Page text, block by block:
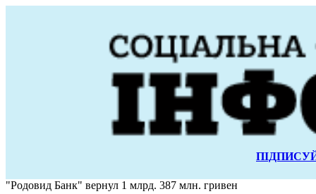
"Родовид Банк" вернул 1 млрд. 387 млн. гривен